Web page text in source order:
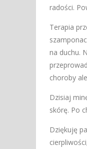
radości.
Terapia
na duchu.
choroby
Dzisiaj
skórę. Po
Dziękuję